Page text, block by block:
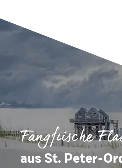
Fangfrische
aus St. Peter-